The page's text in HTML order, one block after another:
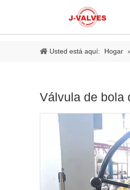
Usted está aquí: Hogar
Válvula de bola